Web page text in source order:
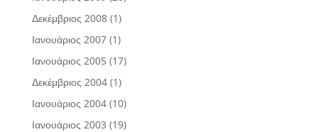
Δεκέμβριος 2008(1)
Ιανουάριος 2007(1)
Ιανουάριος 2005(17)
Δεκέμβριος 2004(1)
Ιανουάριος 2004(10)
Ιανουάριος 2003 (19)